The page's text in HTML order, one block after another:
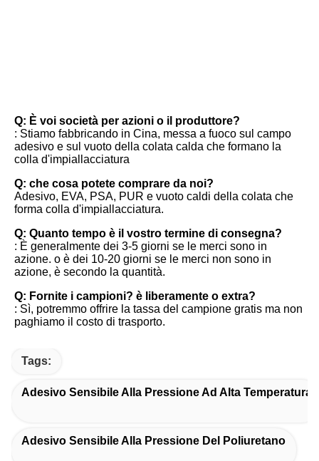
Q: È voi società per azioni o il produttore?
: Stiamo fabbricando in Cina, messa a fuoco sul campo
adesivo e sul vuoto della colata calda che formano la
colla d'impiallacciatura
Q: che cosa potete comprare da noi?
Adesivo, EVA, PSA, PUR e vuoto caldi della colata che
forma colla d'impiallacciatura.
Q: Quanto tempo è il vostro termine di consegna?
: È generalmente dei 3-5 giorni se le merci sono in
azione. o è dei 10-20 giorni se le merci non sono in
azione, è secondo la quantità.
Q: Fornite i campioni? è liberamente o extra?
: Sì, potremmo offrire la tassa del campione gratis ma non
paghiamo il costo di trasporto.
Tags:
Adesivo Sensibile Alla Pressione Ad Alta Temperatura
Adesivo Sensibile Alla Pressione Del Poliuretano